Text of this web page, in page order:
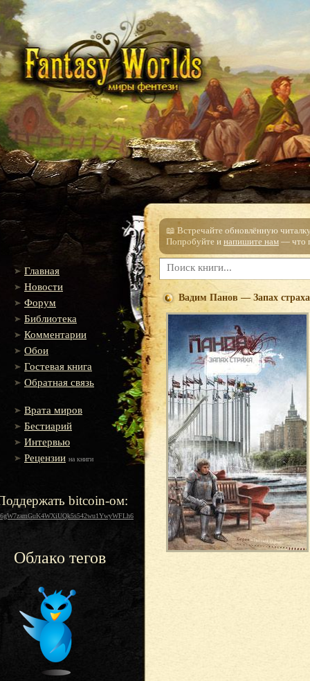
Главная
Новости
Форум
Библиотека
Комментарии
Обои
Гостевая книга
Обратная связь
Врата миров
Бестиарий
Интервью
Рецензии на книги
bitcoin-ом:
Облако тегов
📖 Встречайте обновлённую
Попробуйте и напишите нам — что
Вадим Панов — Запах страха